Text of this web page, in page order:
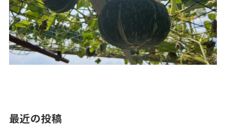
最近の投稿